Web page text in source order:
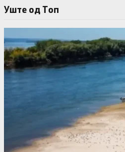
Уште од Tоп